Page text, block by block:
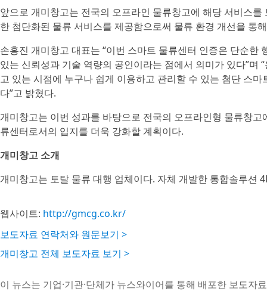
앞으로 개미창고는 전국의 오프라인 물류창고에 해당 서비스
한 첨단화된 물류 서비스를 제공함으로써 물류 환경 개선을 통
손홍진 개미창고 대표는 “이번 스마트 물류센터 인증은 단순
있는 신뢰성과 기술 역량의 공인이라는 점에서 의미가 있다”
고 있는 시점에 누구나 쉽게 이용하고 관리할 수 있는 첨단 스
다”고 밝혔다.
개미창고는 이번 성과를 바탕으로 전국의 오프라인형 물류창
류센터로서의 입지를 더욱 강화할 계획이다.
개미창고 소개
개미창고는 토탈 물류 대행 업체이다. 자체 개발한 통합솔루션
웹사이트: http://gmcg.co.kr/
보도자료 연락처와 원문보기 >
개미창고 전체 보도자료 보기 >
이 뉴스는 기업·기관·단체가 뉴스와이어를 통해 배포한 보도자